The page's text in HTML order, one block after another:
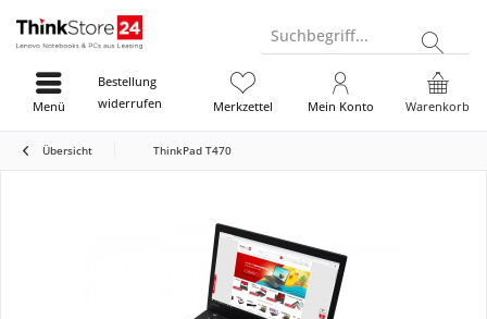
Suchbegriff...
Bestellung
widerrufen
Warenkorb
Merkzettel Mein Konto
Menü
Übersicht ThinkPad T470